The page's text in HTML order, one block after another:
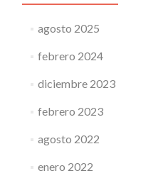
agosto 2025
febrero 2024
diciembre 2023
febrero 2023
agosto 2022
enero 2022